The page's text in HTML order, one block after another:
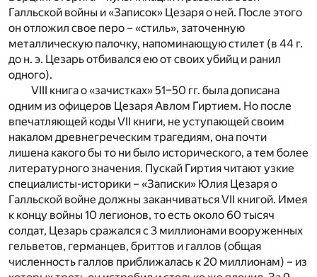
Галльской войны и «Записок» Цезаря о ней. После этого
он отложил свое перо – «стиль», заточенную
металлическую палочку, напоминающую стилет (в 44 г.
до н. э. Цезарь отбивался ею от своих убийц и ранил
одного).
VIII книга о «зачистках» 51–50 гг. была дописана
одним из офицеров Цезаря Авлом Гиртием. Но после
впечатляющей коды VII книги, не уступающей своим
накалом древнегреческим трагедиям, она почти
лишена какого бы то ни было исторического, а тем более
литературного значения. Пускай Гиртия читают узкие
специалисты-историки – «Записки» Юлия Цезаря о
Галльской войне должны заканчиваться VII книгой. Имея
к концу войны 10 легионов, то есть около 60 тысяч
солдат, Цезарь сражался с 3 миллионами вооруженных
гельветов, германцев, бриттов и галлов (общая
численность галлов приближалась к 20 миллионам) – из